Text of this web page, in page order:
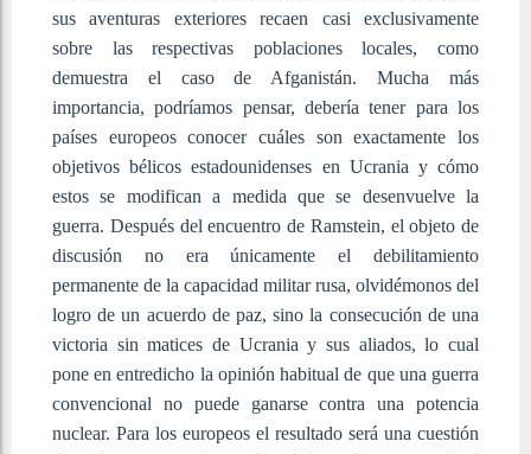
sus aventuras exteriores recaen casi exclusivamente
sobre las respectivas poblaciones locales, como
demuestra el caso de Afganistán. Mucha más
importancia, podríamos pensar, debería tener para los
países europeos conocer cuáles son exactamente los
objetivos bélicos estadounidenses en Ucrania y cómo
estos se modifican a medida que se desenvuelve la
guerra. Después del encuentro de Ramstein, el objeto de
discusión no era únicamente el debilitamiento
permanente de la capacidad militar rusa, olvidémonos del
logro de un acuerdo de paz, sino la consecución de una
victoria sin matices de Ucrania y sus aliados, lo cual
pone en entredicho la opinión habitual de que una guerra
convencional no puede ganarse contra una potencia
nuclear. Para los europeos el resultado será una cuestión